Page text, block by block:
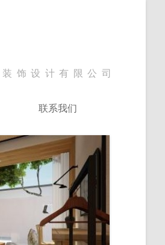
装饰设计有限公司
联系我们